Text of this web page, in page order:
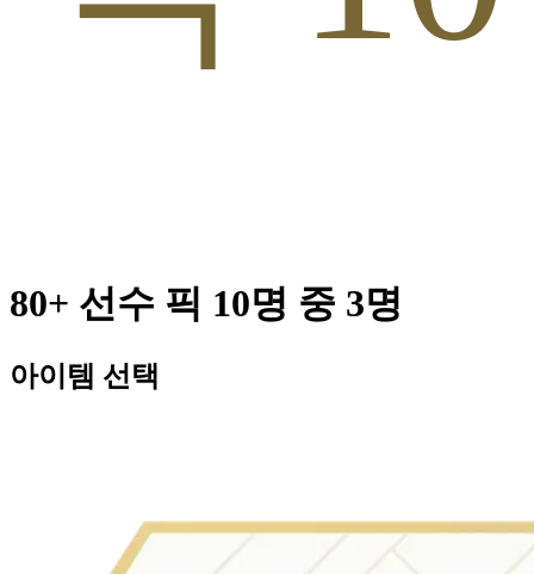
80+ 선수 픽 10명 중 3명
아이템 선택